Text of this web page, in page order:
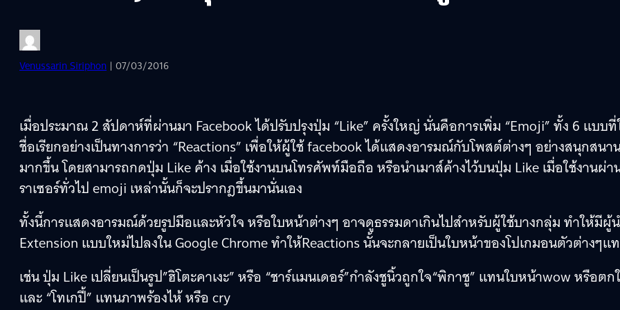
Venussarin Siriphon | 07/03/2016
เมื่อประมาณ 2 สัปดาห์ที่ผ่านมา Facebook ได้ปรับปรุงปุ่ม “Like” ครั้งใหญ่ นั่นคือการเพิ่ม “Emoji” ทั้ง 6 แบบที่
ชื่อเรียกอย่างเป็นทางการว่า “Reactions” เพื่อให้ผู้ใช้ facebook ได้แสดงอารมณ์กับโพสต์ต่างๆ อย่างสนุกสนา
มากขึ้น โดยสามารถกดปุ่ม Like ค้าง เมื่อใช้งานบนโทรศัพท์มือถือ หรือนำเมาส์ค้างไว้บนปุ่ม Like เมื่อใช้งานผ่า
ราเซอร์ทั่วไป emoji เหล่านั้นก็จะปรากฎขึ้นมานั่นเอง
ทั้งนี้การแสดงอารมณ์ด้วยรูปมือและหัวใจ หรือใบหน้าต่างๆ อาจดูธรรมดาเกินไปสำหรับผู้ใช้บางกลุ่ม ทำให้มีผู้
Extension แบบใหม่ไปลงใน Google Chrome ทำให้Reactions นั้นจะกลายเป็นใบหน้าของโปเกมอนตัวต่างๆแ
เช่น ปุ่ม Like เปลี่ยนเป็นรูป”ฮิโตะคาเงะ” หรือ “ชาร์แมนเดอร์”กำลังชูนิ้วถูกใจ“พิกาชู” แทนใบหน้าwow หรือตก
และ “โทเกปี้” แทนภาพร้องไห้ หรือ cry